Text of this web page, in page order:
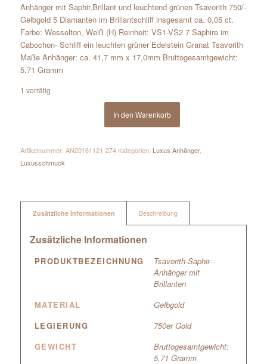
Anhänger mit Saphir,Brillant und leuchtend grünen Tsavorith 750/-
Gelbgold 5 Diamanten im Brillantschliff insgesamt ca. 0,05 ct.
Farbe: Wesselton, Weiß (H) Reinheit: VS1-VS2 7 Saphire im
Cabochon- Schliff ein leuchten grüner Edelstein Granat Tsavorith
Maße Anhänger: ca. 41,7 mm x 17,0mm Bruttogesamtgewicht:
5,71 Gramm
1 vorrätig
In den Warenkorb
Artikelnummer: AN20161121-274 Kategorien: Luxus Anhänger,
Luxusschmuck
Zusätzliche Informationen Beschreibung
Zusätzliche Informationen
PRODUKTBEZEICHNUNG
Tsavorith-Saphir-
Anhänger mit
Brillanten
MATERIAL
Gelbgold
LEGIERUNG
750er Gold
GEWICHT
Bruttogesamtgewicht:
5,71 Gramm